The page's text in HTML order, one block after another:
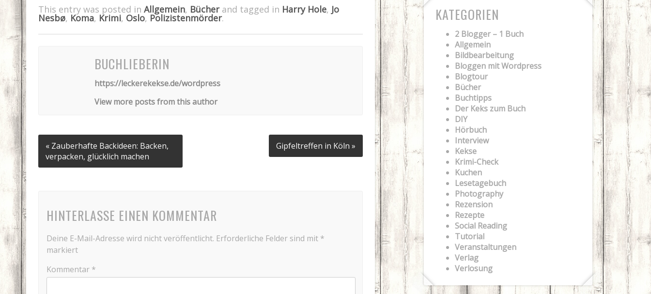
This entry was posted in Allgemein, Bücherand tagged in Harry Hole, Jo
Nesbø, Koma, Krimi, Oslo, Polizistenmörder.
BUCHLIEBERIN
https://leckerekekse.de/wordpress
View more posts from this author
« Zauberhafte Backideen: Backen,
verpacken, glücklich machen
Gipfeltreffen in Köln »
HINTERLASSE EINEN KOMMENTAR
Deine E-Mail-Adresse wird nicht veröffentlicht. Erforderliche Felder sind mit *
markiert
Kommentar *
KATEGORIEN
2 Blogger – 1 Buch
Allgemein
Bildbearbeitung
Bloggen mit Wordpress
Blogtour
Bücher
Buchtipps
Der Keks zum Buch
DIY
Hörbuch
Interview
Kekse
Krimi-Check
Kuchen
Lesetagebuch
Photography
Rezension
Rezepte
Social Reading
Tutorial
Veranstaltungen
Verlag
Verlosung